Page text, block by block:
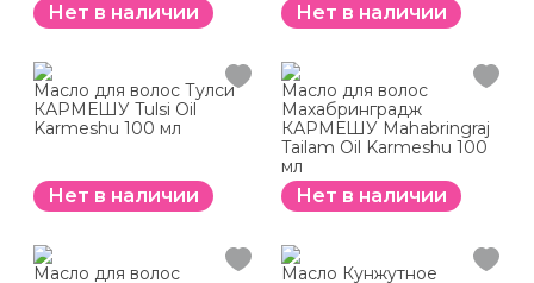
Нет в наличии Нет в наличии
Масло для волос Тулси
КАРМЕШУ Tulsi Oil
Karmeshu 100 мл
Нет в наличии
Масло для волос
Махабринградж
КАРМЕШУ Mahabringraj
Tailam Oil Karmeshu 100
мл
Нет в наличии
Масло для волос
Масло Кунжутное